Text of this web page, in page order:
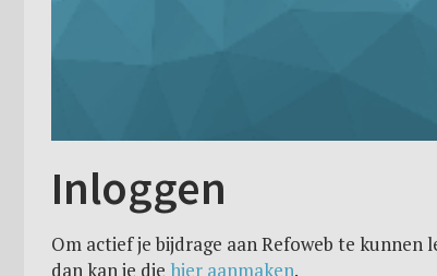
Inloggen
Om actief je bijdrage aan Refoweb te kunnen
dan kan je die hier aanmaken.